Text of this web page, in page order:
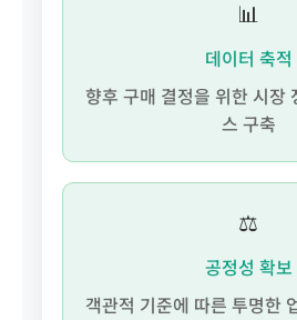
📊
데이터 축적
향후 구매 결정을 위한 시장
스 구축
⚖️
공정성 확보
객관적 기준에 따른 투명한